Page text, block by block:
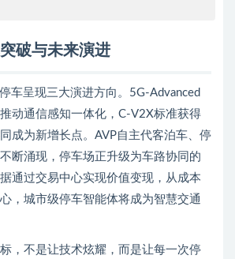
破与未来演进
车呈现三大演进方向。5G-Advanced
动通信感知一体化，C-V2X标准获得
成为新增长点。AVP自主代客泊车、停
断涌现，停车场正升级为车路协同的
通过交易中心实现价值变现，从成本
，城市级停车智能体将成为智慧交通
，不是让技术炫耀，而是让每一次停